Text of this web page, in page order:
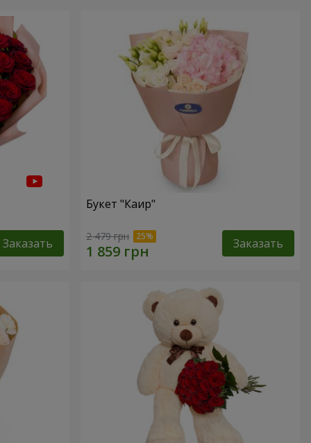
Заказать
Букет "Каир"
2 479 грн Заказать